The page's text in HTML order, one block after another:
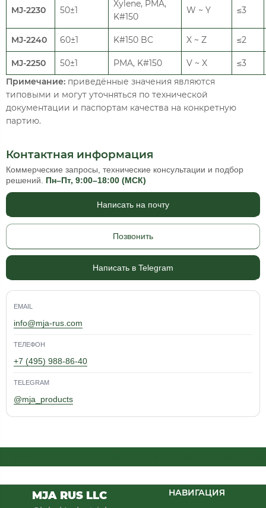
MJ-2230 50±1
Xylene, PMA,
K#150
W ~ Y ≤3
MJ-2240 60±1 K#150 BC X ~ Z ≤2
MJ-2250 50±1 PMA, K#150 V ~ X
≤3
Примечание: приведённые значения являются
типовыми и могут уточняться по технической
документации и паспортам качества на конкретную
партию.
Контактная информация
Коммерческие запросы, технические консультации и подбор
решений. Пн–Пт, 9:00–18:00 (МСК)
Написать на почту
Позвонить
Написать в Telegram
EMAIL
info@mja-rus.com
ТЕЛЕФОН
+7 (495) 988-86-40
TELEGRAM
@mja_products
MJA RUS LLC НАВИГАЦИЯ